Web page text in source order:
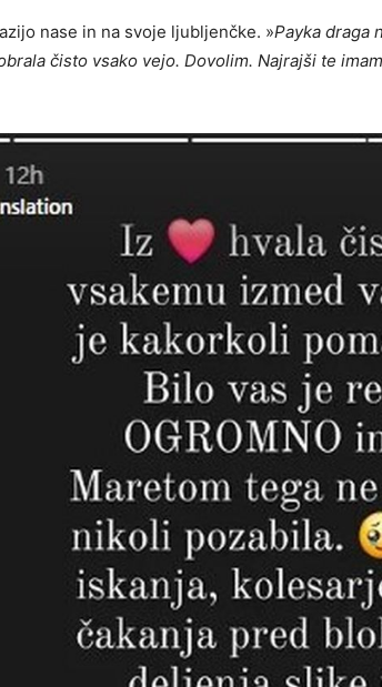
nase in na svoje ljubljenčke. »Payka draga
čisto vsako vejo. Dovolim. Najrajši te